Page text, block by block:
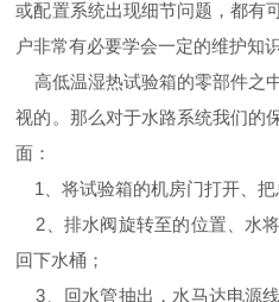
或配置系统出现细节问题，都有
户非常有必要学会一定的维护知识
高低温湿热试验箱的零部件之
视的。那么对于水路系统我们的
面：
1、将试验箱的机房门打开、把
2、排水阀旋转至的位置、水
回下水桶；
3、回水管抽出，水马达电源